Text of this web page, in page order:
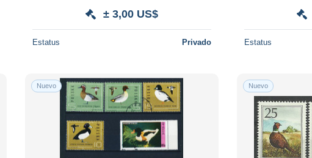
± 3,00 US$
Estatus Privado Estatus
Nuevo Nuevo